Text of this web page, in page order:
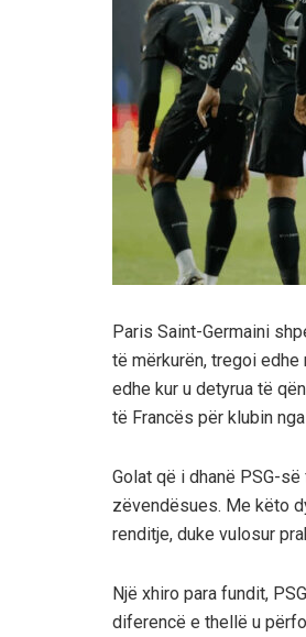
Paris Saint-Germaini
të mërkurën, tregoi
edhe kur u detyrua të
të Francës për klubin
Golat që i dhanë PSG-
zëvendësues. Me këto
renditje, duke vulosur
Një xhiro para fundit,
diferencë e thellë u